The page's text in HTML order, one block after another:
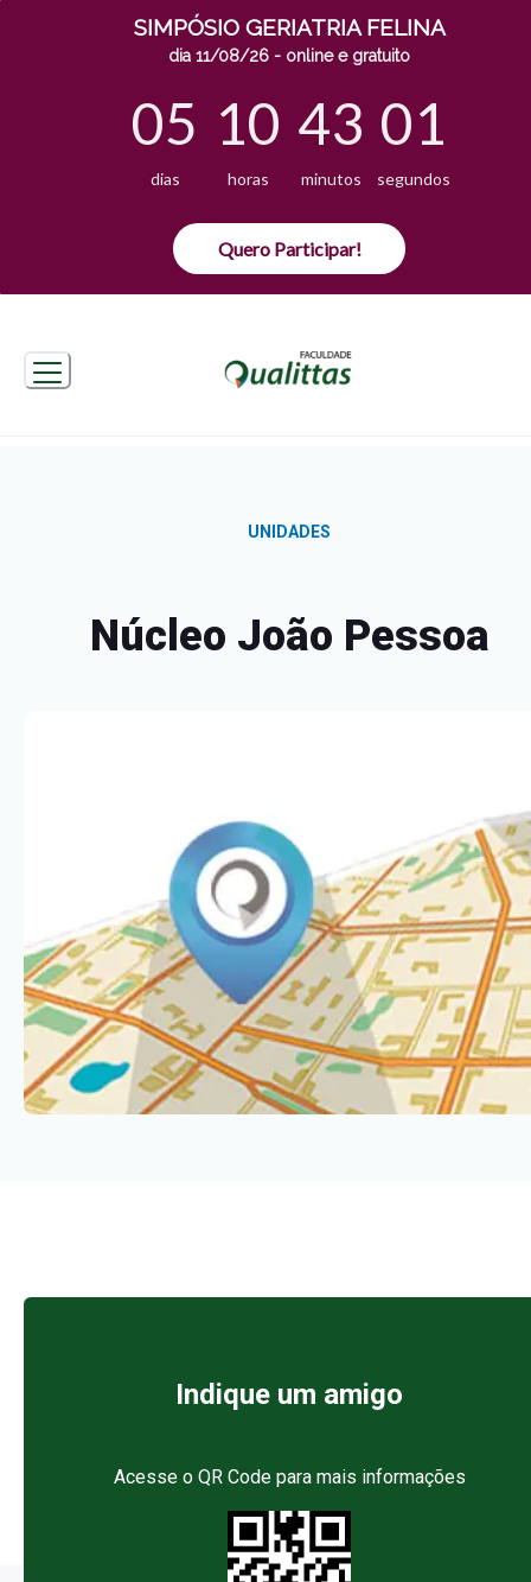
SIMPÓSIO GERIATRIA FELINA
dia 11/08/26 - online e gratuito
05
dias
10
horas
43
minutos
00
segundos
Quero Participar!
UNIDADES
Núcleo João Pessoa
Indique um amigo
Acesse o QR Code para mais informações